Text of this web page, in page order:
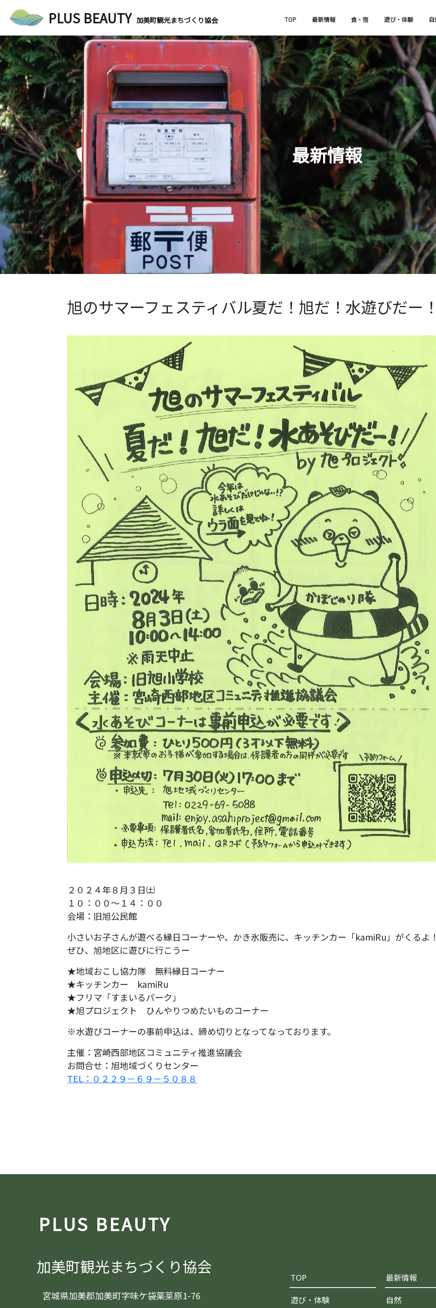
PLUS BEAUTY 加美町観光まちづくり協会 TOP 最新情報 食・宿 遊び・体験
最新情報
旭のサマーフェスティバル夏だ！旭だ！水遊びだー
２０２４年８月３日㈯
１０：００～１４：００
会場：旧旭公民館
小さいお子さんが遊べる縁日コーナーや、かき氷販売に、キッチンカー「kamiRu」がくるよ
ぜひ、旭地区に遊びに行こうー
★地域おこし協力隊 無料縁日コーナー
★キッチンカー kamiRu
★フリマ「すまいるパーク」
★旭プロジェクト ひんやりつめたいものコーナー
※水遊びコーナーの事前申込は、締め切りとなってなっております。
主催：宮崎西部地区コミュニティ推進協議会
お問合せ：旭地域づくりセンター
TEL：０２２９－６９－５０８８
PLUS BEAUTY
加美町観光まちづくり協会
宮城県加美郡加美町字味ケ袋薬莱原1-76
TOP
最新情報
遊び・体験
自然